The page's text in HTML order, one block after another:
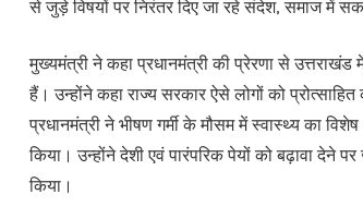
से जुड़े विषयों पर निरंतर दिए जा रहे संदेश, समाज में
मुख्यमंत्री ने कहा प्रधानमंत्री की प्रेरणा से
हैं। उन्होंने कहा राज्य सरकार ऐसे लोगों को
प्रधानमंत्री ने भीषण गर्मी के मौसम में स्वास्थ्य का
किया। उन्होंने देशी एवं पारंपरिक पेयों को बढ़ावा
किया।